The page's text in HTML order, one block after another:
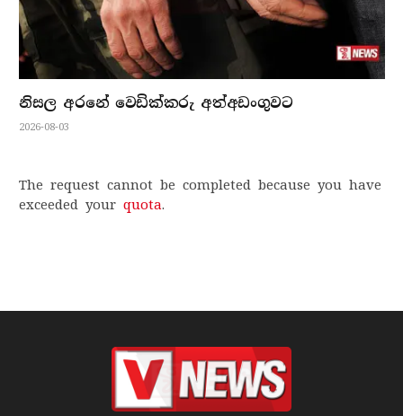
නිසල අරනේ වෙඩික්කරු අත්අඩංගුවට
2026-08-03
The request cannot be completed because you have
exceeded your quota.